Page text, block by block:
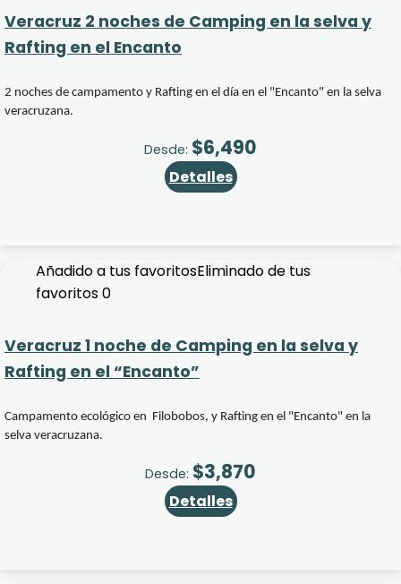
Veracruz 2 noches de Camping en la selva y
Rafting en el Encanto
2 noches de campamento y Rafting en el día en el "Encanto" en la selva
veracruzana.
Desde: $6,490
Detalles
Añadido a tus favoritosEliminado de tus
favoritos0
Veracruz 1 noche de Camping en la selva y
Rafting en el “Encanto”
Campamento ecológico en Filobobos, y Rafting en el "Encanto" en la
selva veracruzana.
Desde: $3,870
Detalles